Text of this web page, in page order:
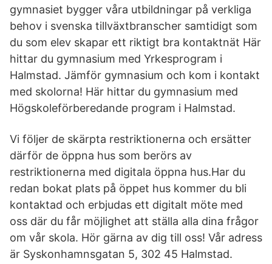
gymnasiet bygger våra utbildningar på verkliga
behov i svenska tillväxtbranscher samtidigt som
du som elev skapar ett riktigt bra kontaktnät Här
hittar du gymnasium med Yrkesprogram i
Halmstad. Jämför gymnasium och kom i kontakt
med skolorna! Här hittar du gymnasium med
Högskoleförberedande program i Halmstad.
Vi följer de skärpta restriktionerna och ersätter
därför de öppna hus som berörs av
restriktionerna med digitala öppna hus.Har du
redan bokat plats på öppet hus kommer du bli
kontaktad och erbjudas ett digitalt möte med
oss där du får möjlighet att ställa alla dina frågor
om vår skola. Hör gärna av dig till oss! Vår adress
är Syskonhamnsgatan 5, 302 45 Halmstad.